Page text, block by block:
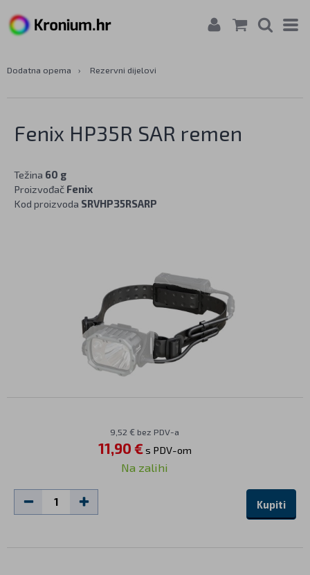
Dodatna opema › Rezervni dijelovi
Fenix HP35R SAR remen
Težina 60 g
Proizvođač Fenix
Kod proizvoda SRVHP35RSARP
9,52 € bez PDV-a
11,90 €s PDV-om
Na zalihi
Kupiti